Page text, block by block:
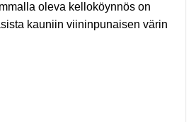
oleva kelloköynnös on
kauniin viininpunaisen värin